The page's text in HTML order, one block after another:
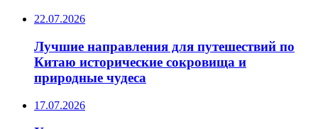
22.07.2026
Лучшие направления для путешествий по
Китаю исторические сокровища и
природные чудеса
17.07.2026